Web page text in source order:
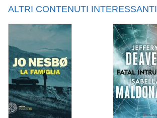
ALTRI CONTENUTI INTERESSANTI